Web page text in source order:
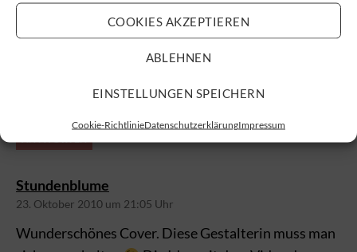
COOKIES AKZEPTIEREN
ABLEHNEN
EINSTELLUNGEN SPEICHERN
Cookie-RichtlinieDatenschutzerklärungImpressum
Yasminsagt:
11. Oktober 2010 um 22:36 Uhr
ANTWORTEN
Stundenblume
23. Oktober 2010 um 21:05 Uhr
Wunderschönes Cover. Diese Gestalterin muss man